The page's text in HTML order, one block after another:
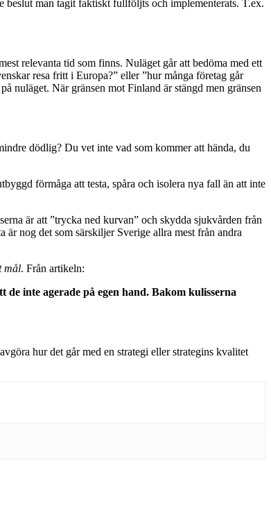
beslut man tagit faktiskt fullföljts och implementerats. T.ex.
relevanta tid som finns. Nuläget går att bedöma med ett
resa fritt i Europa?” eller ”hur många företag går
nuläget. När gränsen mot Finland är stängd men gränsen
dödlig? Du vet inte vad som kommer att hända, du
förmåga att testa, spåra och isolera nya fall än att inte
är att ”trycka ned kurvan” och skydda sjukvården från
nog det som särskiljer Sverige allra mest från andra
mål. Från artikeln:
inte agerade på egen hand. Bakom kulisserna
hur det går med en strategi eller strategins kvalitet